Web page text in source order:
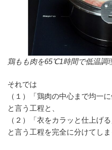
鶏もも肉を65℃1時間で低温調
それでは
（１）「鶏肉の中心まで均一
と言う工程と、
（２）「衣をカラッと仕上げる
と言う工程を完全に分けてし